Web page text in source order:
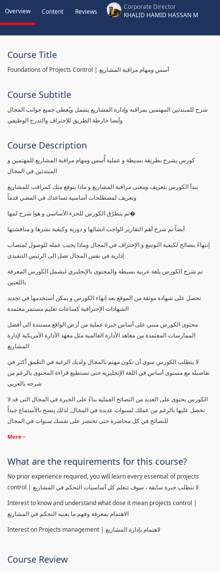
Overview Content Reviews
Corporate Director
KHALID HAMID HASSAN M
Course Title
Foundations of Projects Control | أسس ومهام مراقبة المشاريع
Course Subtitle
شرح للمبتدئين المهتمين بمراقبة وإدارة المشاريع يشمل ويُغطي جميع جوانب المجال
وأيضا خارطة الطريق للإحتراف والتدرج الوظيفي
Course Description
كورس يشرح بطريقة بسيطة و عملية أُسس ومهام مراقبة المشاريع للمهتمين و
المبتدئين في المجال
يبدأ الكورس بتعريف ومعنى مراقبة المشاريع و ماذا يتوقع منك كمراقب للمشاريع
وتعريف لمصطلحات أساسية تساعدك في المضي قدماً
ثم يتطرّق الكورس للجزء الأساسي و هوا شرح لمها�
أيضاً تم شرح أهم التقارير الواجب انشائها و دورية وكيفية نشرها و مناقشتها
إنتهاءً بنصائح لكيفية التوسع و الإحتراف في المجال وماذا يجيب عمله للوصول لمنصاب
إدارية في نفس المجال تصل الى الرئيس التنفيذي
تم شرح الكورس بلغة عربية بسيطة والمحتوى بالإنجليزي ليشمل الكورس المعرفة
باللغتين
تحصل على شهادة موثقة من الموقع بعد إنهاء الكورس و يمكن أستخدمها في تجديد
الشهادات الإحترافية كساعات تعليم مستمر معتمدة
محتوى الكورس مبني على أساس خبرة عملية من أرض الواقع مستندة الى أفضل
الممارسات المعتمدة من معاهد الأدارة العالمية مثل معهد الأدارة الأمريكية لإدارة
المشاريع
لا يتطلب الكورس سوى أن تكون مهتم بالمجال ولديك الرغبة في التعّمق أكثر في
تفاصيله مع مستوى أساس في اللغة الإنجليزية حتى تستطيع قراءة المحتوى بالرغم من
شرحه بالعربي
الكورس يحتوى على العديد من النصائح العملية بناءً على الخبرة في المجال التى قد لا
تحصل عليها بالرغم من عملك لسنوات عديدة في المجال, لذلك ينصح بالأستماع جيداً
للنصائح في كل محاضرة حتى تختصر على نفسك سنوات في المجال
More
What are the requirements for this course?
No prior experience required, you will learn every essential of projects
control | لا تتطلب خبرة سابقة ، سوف تتعلم كل أساسيات التحكم في المشاريع
Interest to know and understand what dose it mean projects control |
الاهتمام بمعرفة وفهم ما يعنيه التحكم في المشاريع
Interest on Projects management | لاهتمام بإدارة المشاريع
Course Review